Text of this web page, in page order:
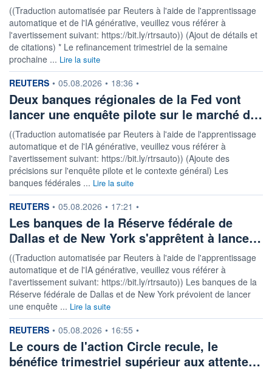
((Traduction automatisée par Reuters à l'aide de l'apprentissage
automatique et de l'IA générative, veuillez vous référer à
l'avertissement suivant: https://bit.ly/rtrsauto)) (Ajout de détails et
de citations) * Le refinancement trimestriel de la semaine
prochaine ... Lire la suite
information fournie par
REUTERS • 05.08.2026 • 18:36 •
Deux banques régionales de la Fed vont
lancer une enquête pilote sur le marché d…
((Traduction automatisée par Reuters à l'aide de l'apprentissage
automatique et de l'IA générative, veuillez vous référer à
l'avertissement suivant: https://bit.ly/rtrsauto)) (Ajoute des
précisions sur l'enquête pilote et le contexte général) Les
banques fédérales ... Lire la suite
information fournie par
REUTERS • 05.08.2026 • 17:21 •
Les banques de la Réserve fédérale de
Dallas et de New York s'apprêtent à lance…
((Traduction automatisée par Reuters à l'aide de l'apprentissage
automatique et de l'IA générative, veuillez vous référer à
l'avertissement suivant: https://bit.ly/rtrsauto)) Les banques de la
Réserve fédérale de Dallas et de New York prévoient de lancer
une enquête ... Lire la suite
information fournie par
REUTERS • 05.08.2026 • 16:55 •
Le cours de l'action Circle recule, le
bénéfice trimestriel supérieur aux attente…